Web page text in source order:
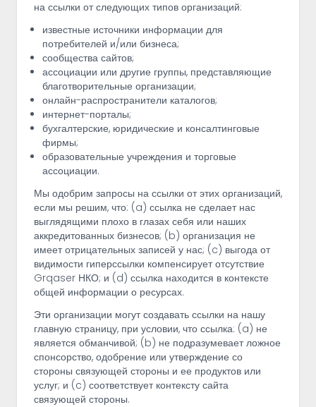
на ссылки от следующих типов организаций:
известные источники информации для
потребителей и/или бизнеса;
сообщества сайтов;
ассоциации или другие группы, представляющие
благотворительные организации;
онлайн-распространители каталогов;
интернет-порталы;
бухгалтерские, юридические и консалтинговые
фирмы;
образовательные учреждения и торговые
ассоциации.
Мы одобрим запросы на ссылки от этих организаций,
если мы решим, что: (a) ссылка не сделает нас
выглядящими плохо в глазах себя или наших
аккредитованных бизнесов; (b) организация не
имеет отрицательных записей у нас; (c) выгода от
видимости гиперссылки компенсирует отсутствие
Grqaser НКО; и (d) ссылка находится в контексте
общей информации о ресурсах.
Эти организации могут создавать ссылки на нашу
главную страницу, при условии, что ссылка: (a) не
является обманчивой; (b) не подразумевает ложное
спонсорство, одобрение или утверждение со
стороны связующей стороны и ее продуктов или
услуг; и (c) соответствует контексту сайта
связующей стороны.